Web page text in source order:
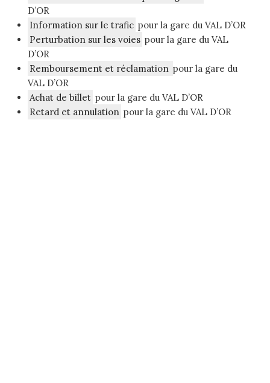
D’OR
Information sur le trafic pour la gare du VAL D’OR
Perturbation sur les voies pour la gare du VAL
D’OR
Remboursement et réclamation pour la gare du
VAL D’OR
Achat de billet pour la gare du VAL D’OR
Retard et annulation pour la gare du VAL D’OR